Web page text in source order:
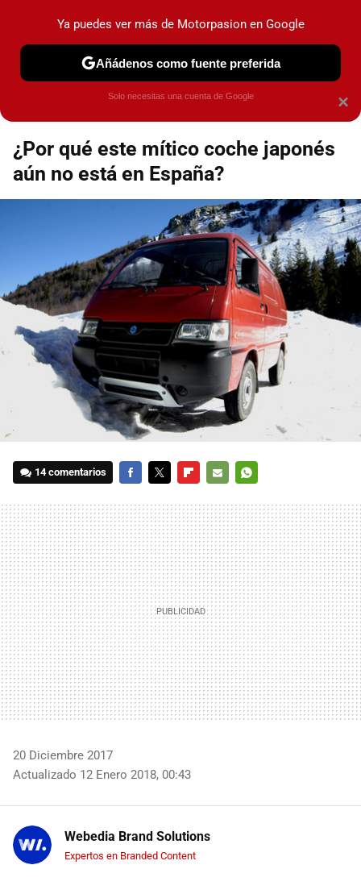
marca que se menciona
Espacio Toyota
¿Por qué este mítico coche japonés
aún no está en España?
14 comentarios
MAIL
20 Diciembre 2017
Actualizado 12 Enero 2018, 00:43
Webedia Brand Solutions
Expertos en Branded Content
×
Ya puedes ver más de Motorpasion en Google
Añádenos como fuente preferida
Solo necesitas una cuenta de Google